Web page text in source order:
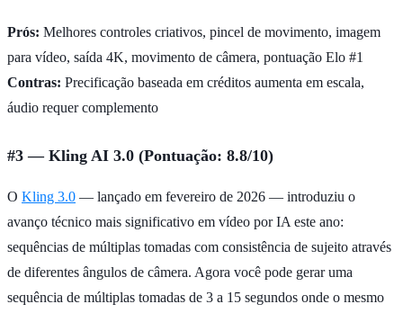
Prós: Melhores controles criativos, pincel de movimento, imagem
para vídeo, saída 4K, movimento de câmera, pontuação Elo #1
Contras: Precificação baseada em créditos aumenta em escala,
áudio requer complemento
#3 — Kling AI 3.0 (Pontuação: 8.8/10)
O Kling 3.0 — lançado em fevereiro de 2026 — introduziu o
avanço técnico mais significativo em vídeo por IA este ano:
sequências de múltiplas tomadas com consistência de sujeito através
de diferentes ângulos de câmera. Agora você pode gerar uma
sequência de múltiplas tomadas de 3 a 15 segundos onde o mesmo